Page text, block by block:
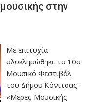
στην
Με επιτυχία
ολοκληρώθηκε το 10ο
Μουσικό Φεστιβάλ
του Δήμου Κόνιτσας-
«Μέρες Μουσικής